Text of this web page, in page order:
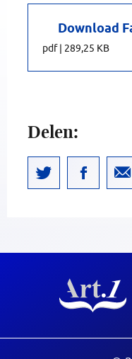
Download
pdf| 289,25 KB
Delen: